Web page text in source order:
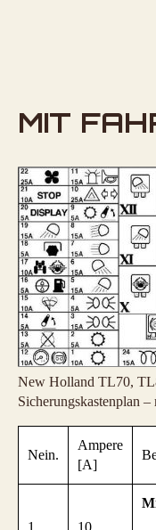
MIT
New Holland TL70,
Sicherungskastenplan
Nein.
Ampere
[A]